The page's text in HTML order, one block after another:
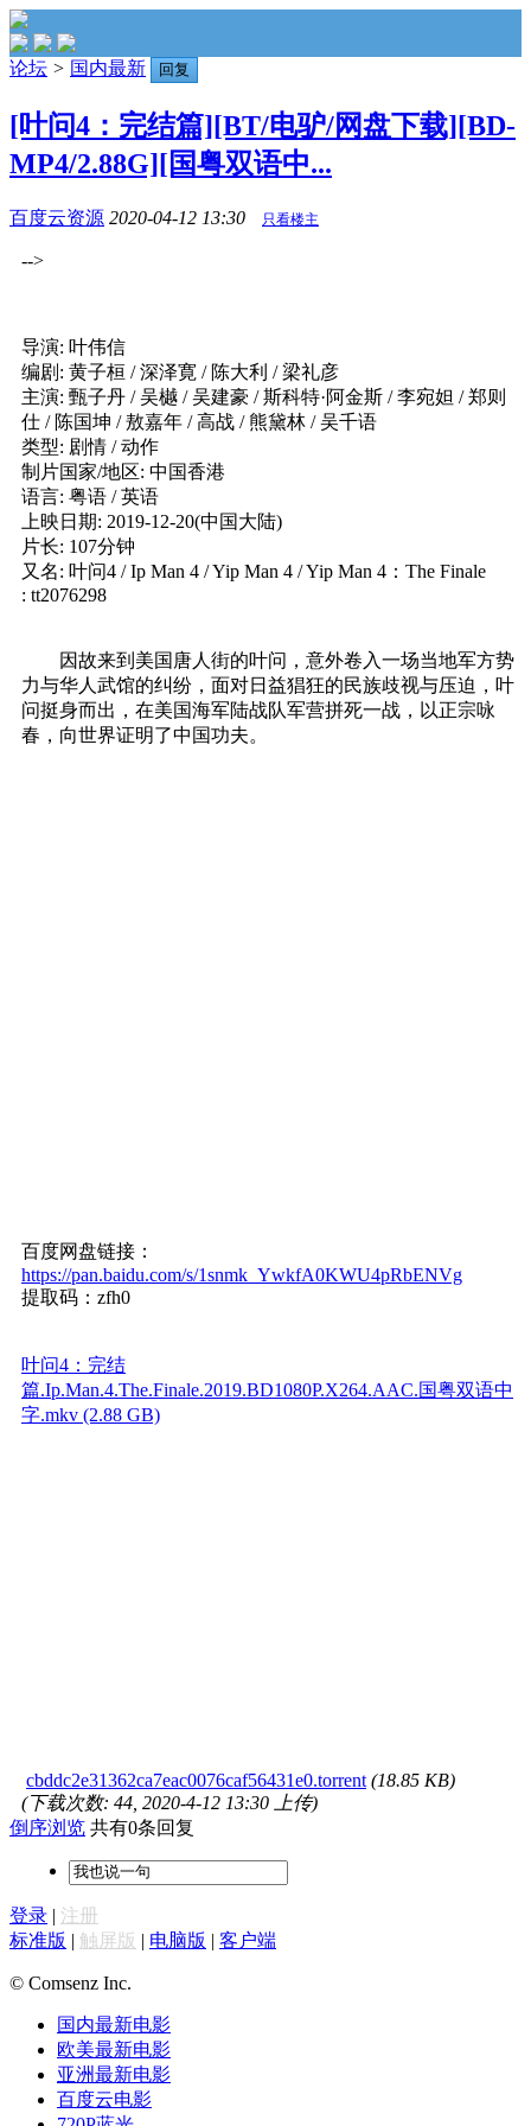
论坛 > 国内最新 回复
[叶问4：完结篇][BT/电驴/网盘下载][BD-
MP4/2.88G][国粤双语中...
百度云资源 2020-04-12 13:30 只看楼主
-->
导演: 叶伟信
编剧: 黄子桓 / 深泽寛 / 陈大利 / 梁礼彦
主演: 甄子丹 / 吴樾 / 吴建豪 / 斯科特·阿金斯 / 李宛妲 / 郑则
仕 / 陈国坤 / 敖嘉年 / 高战 / 熊黛林 / 吴千语
类型: 剧情 / 动作
制片国家/地区: 中国香港
语言: 粤语 / 英语
上映日期: 2019-12-20(中国大陆)
片长: 107分钟
又名: 叶问4 / Ip Man 4 / Yip Man 4 / Yip Man 4：The Finale
: tt2076298
因故来到美国唐人街的叶问，意外卷入一场当地军方势
力与华人武馆的纠纷，面对日益猖狂的民族歧视与压迫，叶
问挺身而出，在美国海军陆战队军营拼死一战，以正宗咏
春，向世界证明了中国功夫。
百度网盘链接：
https://pan.baidu.com/s/1snmk_YwkfA0KWU4pRbENVg
提取码：zfh0
叶问4：完结
篇.Ip.Man.4.The.Finale.2019.BD1080P.X264.AAC.国粤双语中
字.mkv (2.88 GB)
cbddc2e31362ca7eac0076caf56431e0.torrent (18.85 KB)
(下载次数: 44, 2020-4-12 13:30 上传)
倒序浏览 共有0条回复
登录 | 注册
标准版 | 触屏版 | 电脑版 | 客户端
© Comsenz Inc.
国内最新电影
欧美最新电影
亚洲最新电影
百度云电影